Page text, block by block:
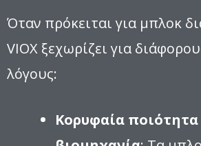
Όταν πρόκειται για μπλοκ
VIOX ξεχωρίζει για
λόγους:
Κορυφαία